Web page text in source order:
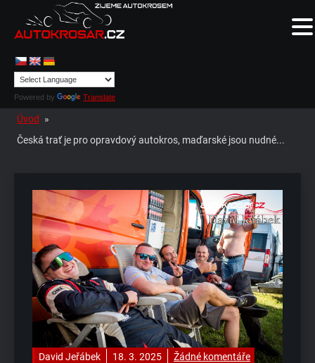
Powered by Translate
Úvod
»
Česká trať je pro opravdový autokros, maďarské jsou nudné...
David Jeřábek 18. 3. 2025 Žádné komentáře